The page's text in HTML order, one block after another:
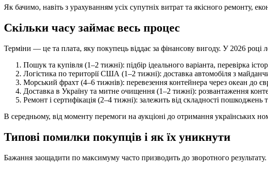
Як бачимо, навіть з урахуванням усіх супутніх витрат та якісного ремонту,
Скільки часу займає весь процес
Терміни — це та плата, яку покупець віддає за фінансову вигоду. У 2026
Пошук та купівля (1–2 тижні): підбір ідеального варіанта, перевірка
Логістика по території США (1–2 тижні): доставка автомобіля з
Морський фрахт (4–6 тижнів): перевезення контейнера через океан до
Доставка в Україну та митне очищення (1–2 тижні): розвантаження
Ремонт і сертифікація (2–4 тижні): залежить від складності пошкоджень
В середньому, від моменту перемоги на аукціоні до отримання українських
Типові помилки покупців і як їх уникнути
Бажання заощадити по максимуму часто призводить до зворотного